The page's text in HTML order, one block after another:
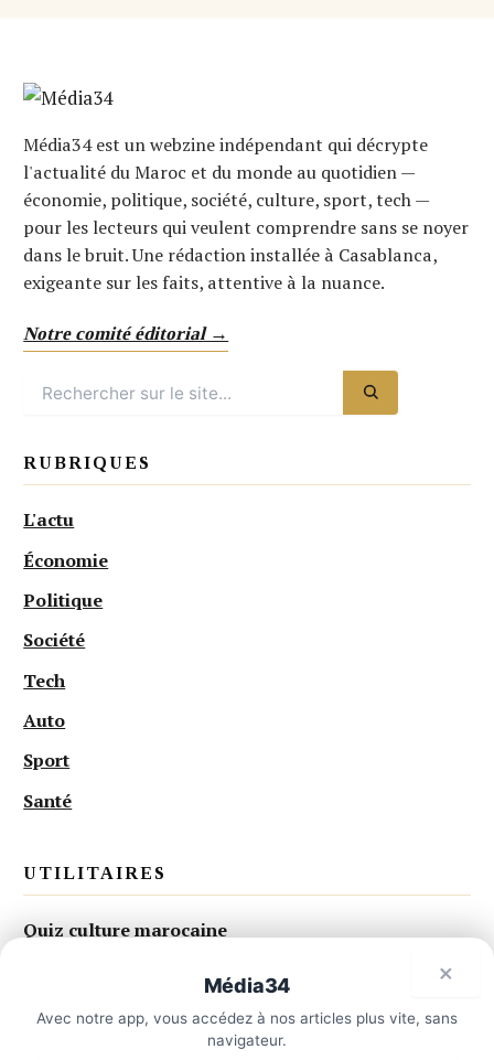
Média34 est un webzine indépendant qui décrypte
l'actualité du Maroc et du monde au quotidien —
économie, politique, société, culture, sport, tech —
pour les lecteurs qui veulent comprendre sans se noyer
dans le bruit. Une rédaction installée à Casablanca,
exigeante sur les faits, attentive à la nuance.
Notre comité éditorial →
RUBRIQUES
L'actu
Économie
Politique
Société
Tech
Auto
Sport
Santé
UTILITAIRES
Quiz culture marocaine
Temps de lecture
Je peux vous orienter, dites-moi
tout.
×
Média34
Avec notre app, vous accédez à nos articles plus vite, sans
navigateur.